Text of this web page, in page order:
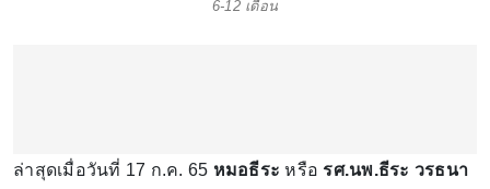
6-12 เดือน
ล่าสุดเมื่อวันที่ 17 ก.ค. 65 หมอธีระ หรือ รศ.นพ.ธีระ วรธนา